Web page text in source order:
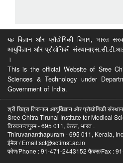
यह विज्ञान और प्रौद्योगिकी विभाग, भारत
आयुर्विज्ञान और प्रौद्योगिकी
।
This is the official Website of Sree
Sciences & Technology under
Government of India.
श्री चित्रा तिरुनाल आयुर्विज्ञान और प्रौद्योगिकी
Sree Chitra Tirunal Institute for Medical
तिरुवनन्तपुरम - 695 011, केरल, भारत .
Thiruvananthapuram - 695 011, Kerala,
ईमेल / Email:sct@sctimst.ac.in
फोण/Phone : 91-471-2443152 फैक्स/Fax :